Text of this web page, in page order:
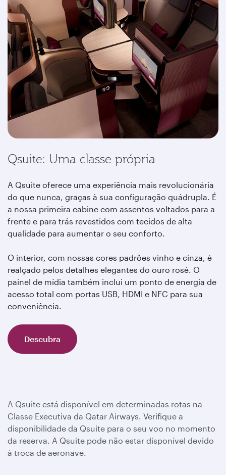
Qsuite: Uma classe própria
A Qsuite oferece uma experiência mais revolucionária
do que nunca, graças à sua configuração quádrupla. É
a nossa primeira cabine com assentos voltados para a
frente e para trás revestidos com tecidos de alta
qualidade para aumentar o seu conforto.
O interior, com nossas cores padrões vinho e cinza, é
realçado pelos detalhes elegantes do ouro rosé. O
painel de mídia também inclui um ponto de energia de
acesso total com portas USB, HDMI e NFC para sua
conveniência.
Descubra
A Qsuite está disponível em determinadas rotas na
Classe Executiva da Qatar Airways. Verifique a
disponibilidade da Qsuite para o seu voo no momento
da reserva. A Qsuite pode não estar disponível devido
à troca de aeronave.